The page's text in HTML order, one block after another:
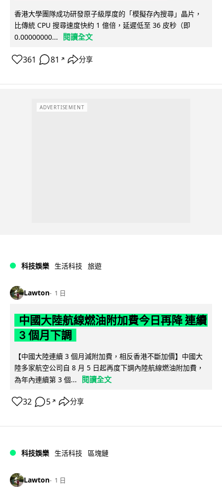
香港大學團隊成功研發原子級厚度的「模擬存內搜尋」晶片，
比傳統 CPU 搜尋速度快約 1 億倍，延遲低至 36 皮秒（即
0.00000000...
閱讀全文
361 81 ↗ 分享
ADVERTISEMENT
科技娛樂 生活科技 旅遊
Lawton 1 日
中國大陸航線燃油附加費今日再降 連續
3 個月下調
【中國大陸連續 3 個月減附加費，相反香港不斷加價】中國大
陸多家航空公司自 8 月 5 日起再度下調內陸航線燃油附加費，
為年內連續第 3 個...
閱讀全文
32 5 ↗ 分享
科技娛樂 生活科技 區塊鏈
Lawton 1 日